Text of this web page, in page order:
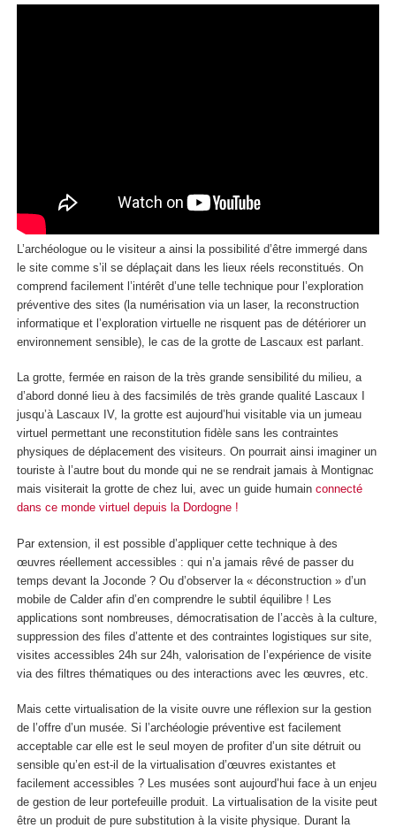
L’archéologue ou le visiteur a ainsi la possibilité d’être immergé dans
le site comme s’il se déplaçait dans les lieux réels reconstitués. On
comprend facilement l’intérêt d’une telle technique pour l’exploration
préventive des sites (la numérisation via un laser, la reconstruction
informatique et l’exploration virtuelle ne risquent pas de détériorer un
environnement sensible), le cas de la grotte de Lascaux est parlant.
La grotte, fermée en raison de la très grande sensibilité du milieu, a
d’abord donné lieu à des facsimilés de très grande qualité Lascaux I
jusqu’à Lascaux IV, la grotte est aujourd’hui visitable via un jumeau
virtuel permettant une reconstitution fidèle sans les contraintes
physiques de déplacement des visiteurs. On pourrait ainsi imaginer un
touriste à l’autre bout du monde qui ne se rendrait jamais à Montignac
mais visiterait la grotte de chez lui, avec un guide humain connecté
dans ce monde virtuel depuis la Dordogne !
Par extension, il est possible d’appliquer cette technique à des
œuvres réellement accessibles : qui n’a jamais rêvé de passer du
temps devant la Joconde ? Ou d’observer la « déconstruction » d’un
mobile de Calder afin d’en comprendre le subtil équilibre ! Les
applications sont nombreuses, démocratisation de l’accès à la culture,
suppression des files d’attente et des contraintes logistiques sur site,
visites accessibles 24h sur 24h, valorisation de l’expérience de visite
via des filtres thématiques ou des interactions avec les œuvres, etc.
Mais cette virtualisation de la visite ouvre une réflexion sur la gestion
de l’offre d’un musée. Si l’archéologie préventive est facilement
acceptable car elle est le seul moyen de profiter d’un site détruit ou
sensible qu’en est-il de la virtualisation d’œuvres existantes et
facilement accessibles ? Les musées sont aujourd’hui face à un enjeu
de gestion de leur portefeuille produit. La virtualisation de la visite peut
être un produit de pure substitution à la visite physique. Durant la